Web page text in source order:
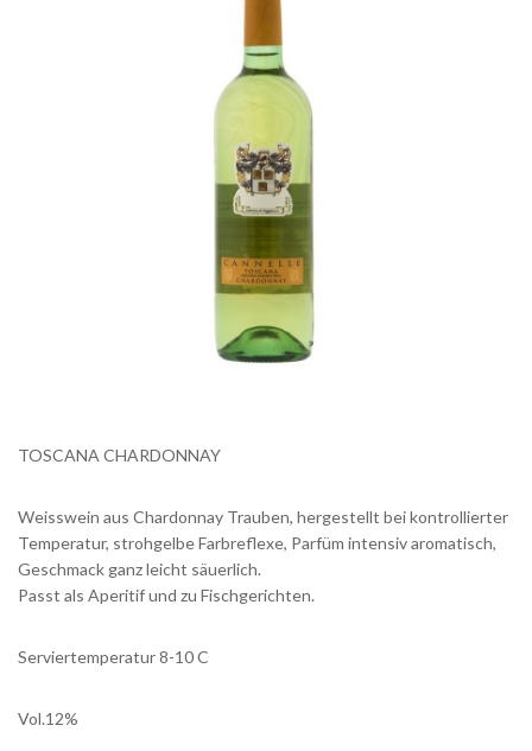
TOSCANA CHARDONNAY
Weisswein aus Chardonnay Trauben, hergestellt bei kontrollierter
Temperatur, strohgelbe Farbreflexe, Parfüm intensiv aromatisch,
Geschmack ganz leicht säuerlich.
Passt als Aperitif und zu Fischgerichten.
Serviertemperatur 8-10 C
Vol.12%